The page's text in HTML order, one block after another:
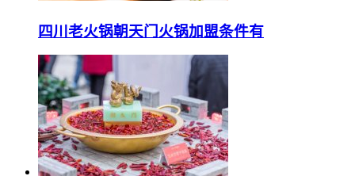
四川老火锅朝天门火锅加盟条件有